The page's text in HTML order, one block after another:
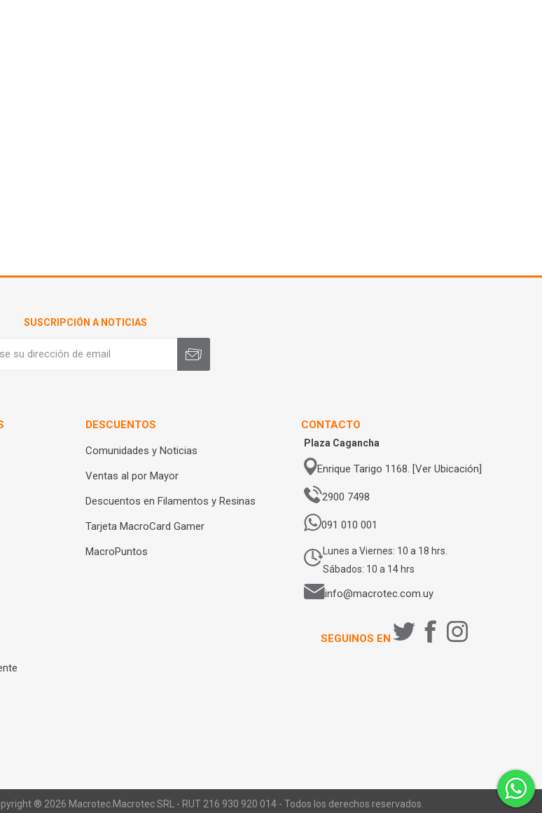
SUSCRIPCIÓN A NOTICIAS
DESCUENTOS
Comunidades y Noticias
Ventas al por Mayor
Descuentos en Filamentos y Resinas
Tarjeta MacroCard Gamer
MacroPuntos
CONTACTO
Plaza Cagancha
Enrique Tarigo 1168. [Ver Ubicación]
2900 7498
091 010 001
Lunes a Viernes: 10 a 18 hrs.
Sábados: 10 a 14 hrs
info@macrotec.com.uy
SEGUINOS EN
® 2026 Macrotec.Macrotec SRL - RUT 216 930 920 014 - Todos los derechos reservados.